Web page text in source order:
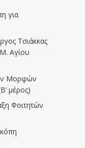
για
Τσιάκκας
Αγίου
Μορφών
μέρος)
Φοιτητών